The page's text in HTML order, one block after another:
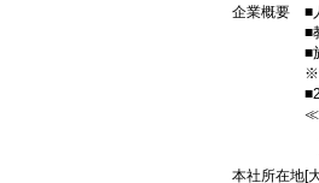
企業概要
■
■
■
※
≪
本社所在地[